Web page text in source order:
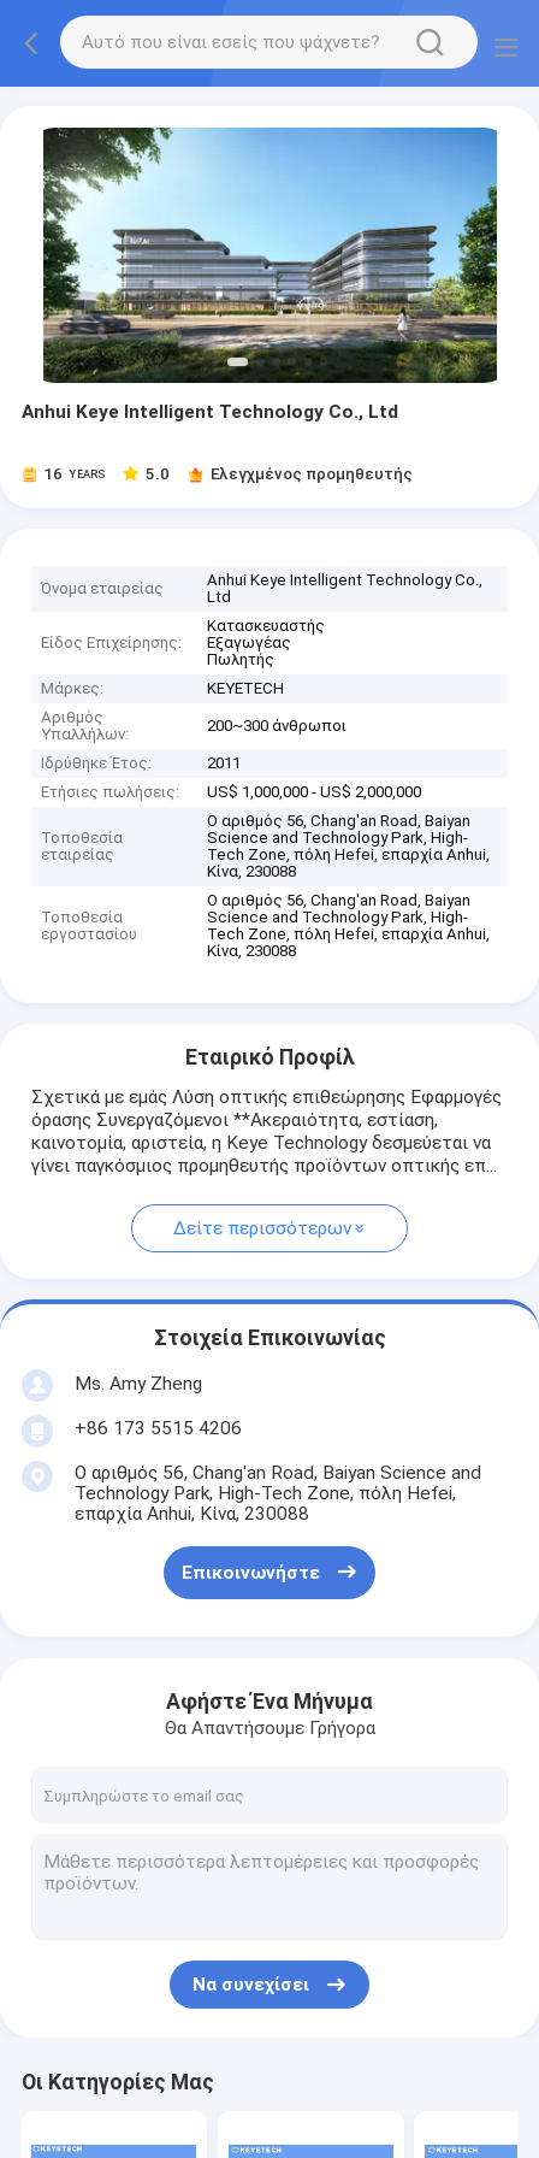
Anhui Keye Intelligent Technology Co., Ltd
16 YEARS 5.0 Ελεγχμένος προμηθευτής
Όνομα εταιρείας
Anhui Keye Intelligent Technology Co.,
Ltd
Είδος Επιχείρησης:
Κατασκευαστής
Εξαγωγέας
Πωλητής
Μάρκες:
KEYETECH
Αριθμός
Υπαλλήλων:
200~300 άνθρωποι
Ιδρύθηκε Έτος:
2011
Ετήσιες πωλήσεις:
US$ 1,000,000 - US$ 2,000,000
Τοποθεσία
εταιρείας
Ο αριθμός 56, Chang'an Road, Baiyan
Science and Technology Park, High-
Tech Zone, πόλη Hefei, επαρχία Anhui,
Κίνα, 230088
Τοποθεσία
εργοστασίου
Ο αριθμός 56, Chang'an Road, Baiyan
Science and Technology Park, High-
Tech Zone, πόλη Hefei, επαρχία Anhui,
Κίνα, 230088
Εταιρικό Προφίλ
Σχετικά με εμάς Λύση οπτικής επιθεώρησης Εφαρμογές
όρασης Συνεργαζόμενοι **Ακεραιότητα, εστίαση,
καινοτομία, αριστεία, η Keye Technology δεσμεύεται να
γίνει παγκόσμιος προμηθευτής προϊόντων οπτικής επ...
Δείτε περισσότερων
Στοιχεία Επικοινωνίας
Ms. Amy Zheng
+86 173 5515 4206
Ο αριθμός 56, Chang'an Road, Baiyan Science and
Technology Park, High-Tech Zone, πόλη Hefei,
επαρχία Anhui, Κίνα, 230088
Επικοινωνήστε
Αφήστε Ένα Μήνυμα
Θα Απαντήσουμε Γρήγορα
Να συνεχίσει
Οι Κατηγορίες Μας